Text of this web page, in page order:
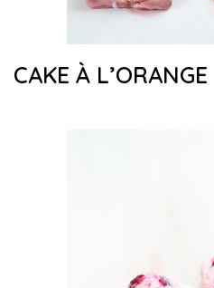
CAKE À L’ORANGE